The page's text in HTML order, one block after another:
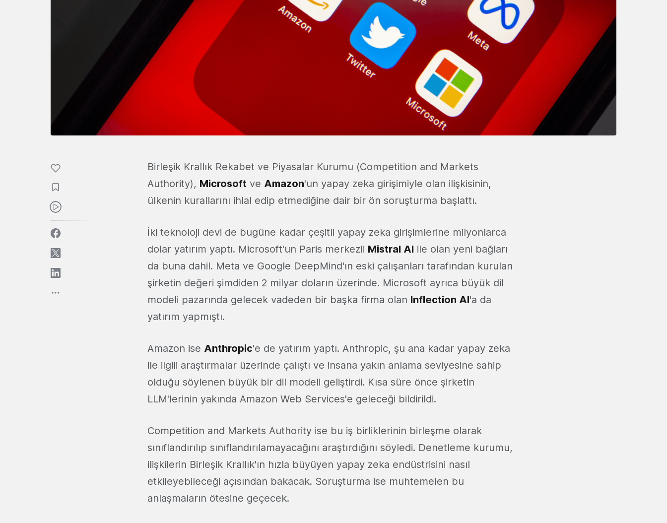
Birleşik Krallık Rekabet ve Piyasalar Kurumu (Competition and Markets
Authority), Microsoft ve Amazon'un yapay zeka girişimiyle olan ilişkisinin,
ülkenin kurallarını ihlal edip etmediğine dair bir ön soruşturma başlattı.
İki teknoloji devi de bugüne kadar çeşitli yapay zeka girişimlerine milyonlarca
dolar yatırım yaptı. Microsoft'un Paris merkezli Mistral AI ile olan yeni bağları
da buna dahil. Meta ve Google DeepMind'ın eski çalışanları tarafından kurulan
şirketin değeri şimdiden 2 milyar doların üzerinde. Microsoft ayrıca büyük dil
modeli pazarında gelecek vadeden bir başka firma olan Inflection AI'a da
yatırım yapmıştı.
Amazon ise Anthropic'e de yatırım yaptı. Anthropic, şu ana kadar yapay zeka
ile ilgili araştırmalar üzerinde çalıştı ve insana yakın anlama seviyesine sahip
olduğu söylenen büyük bir dil modeli geliştirdi. Kısa süre önce şirketin
LLM'lerinin yakında Amazon Web Services'e geleceği bildirildi.
Competition and Markets Authority ise bu iş birliklerinin birleşme olarak
sınıflandırılıp sınıflandırılamayacağını araştırdığını söyledi. Denetleme kurumu,
ilişkilerin Birleşik Krallık'ın hızla büyüyen yapay zeka endüstrisini nasıl
etkileyebileceği açısından bakacak. Soruşturma ise muhtemelen bu
anlaşmaların ötesine geçecek.